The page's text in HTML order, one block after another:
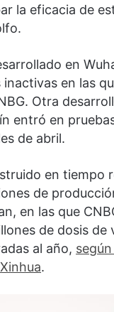
la eficacia de
en
inactivas en las
Otra
entró en
de abril.
en tiempo
de
en las que
de dosis de
al año,
.